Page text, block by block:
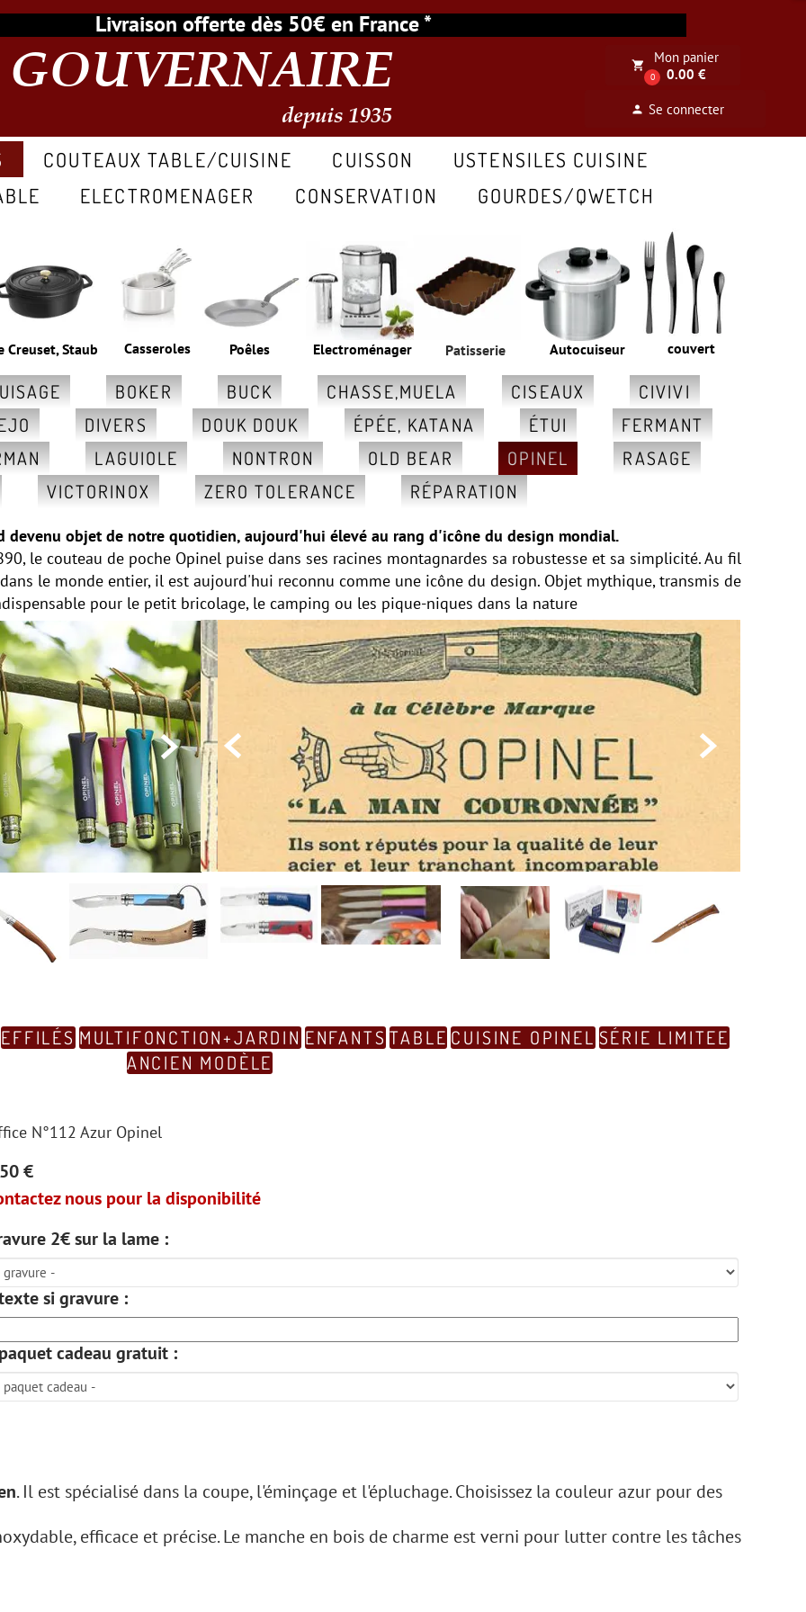
GOUVERNAIRE
depuis 1935
BOKER BUCK CHASSE,MUELA CISEAUX
CIVIVI
DIVERS DOUK DOUK ÉPÉE, KATANA ÉTUI
FERMANT
LAGUIOLE NONTRON OLD BEAR OPINEL
RASAGE
VICTORINOX ZERO TOLERANCE RÉPARATION
person Se connecter
couvert
Creuset, Staub Electroménager
Poêles
Casseroles
COUTEAUX TABLE/CUISINE CUISSON
USTENSILES CUISINE
ELECTROMENAGER CONSERVATION GOURDES/QWETCH
local_grocery_store
0
Mon panier
0.00 €
Livraison offerte dès 50€ en France *
Patisserie Autocuiseur
devenu objet de notre quotidien, aujourd'hui élevé au rang d'icône du design mondial.
le couteau de poche Opinel puise dans ses racines montagnardes sa robustesse et sa simplicité. Au fil
le monde entier, il est aujourd'hui reconnu comme une icône du design. Objet mythique, transmis de
pour le petit bricolage, le camping ou les pique-niques dans la nature
 

EFFILÉS MULTIFONCTION+JARDIN ENFANTS TABLE CUISINE OPINEL SÉRIE LIMITEE
ANCIEN MODÈLE
N°112 Azur Opinel
€
nous pour la disponibilité
2€ sur la lame :
si gravure :
cadeau gratuit :
. Il est spécialisé dans la coupe, l'éminçage et l'épluchage. Choisissez la couleur azur pour des
efficace et précise. Le manche en bois de charme est verni pour lutter contre les tâches